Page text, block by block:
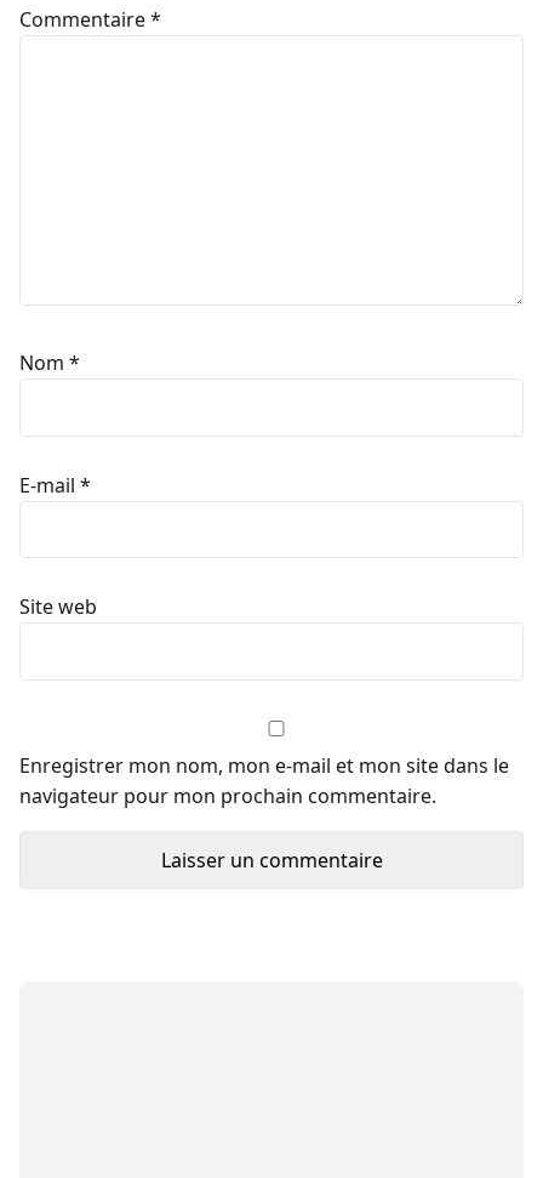
Commentaire*
Nom *
E-mail *
Site web
Enregistrer mon nom, mon e-mail et mon site dans le
navigateur pour mon prochain commentaire.